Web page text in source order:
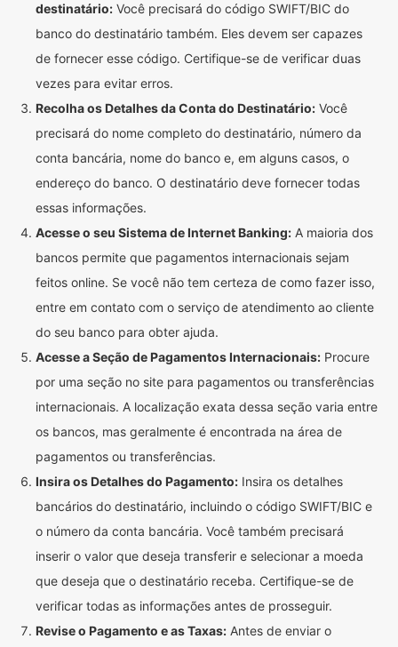
destinatário: Você precisará do código SWIFT/BIC do
banco do destinatário também. Eles devem ser capazes
de fornecer esse código. Certifique-se de verificar duas
vezes para evitar erros.
Recolha os Detalhes da Conta do Destinatário: Você
precisará do nome completo do destinatário, número da
conta bancária, nome do banco e, em alguns casos, o
endereço do banco. O destinatário deve fornecer todas
essas informações.
Acesse o seu Sistema de Internet Banking: A maioria dos
bancos permite que pagamentos internacionais sejam
feitos online. Se você não tem certeza de como fazer isso,
entre em contato com o serviço de atendimento ao cliente
do seu banco para obter ajuda.
Acesse a Seção de Pagamentos Internacionais: Procure
por uma seção no site para pagamentos ou transferências
internacionais. A localização exata dessa seção varia entre
os bancos, mas geralmente é encontrada na área de
pagamentos ou transferências.
Insira os Detalhes do Pagamento: Insira os detalhes
bancários do destinatário, incluindo o código SWIFT/BIC e
o número da conta bancária. Você também precisará
inserir o valor que deseja transferir e selecionar a moeda
que deseja que o destinatário receba. Certifique-se de
verificar todas as informações antes de prosseguir.
Revise o Pagamento e as Taxas: Antes de enviar o